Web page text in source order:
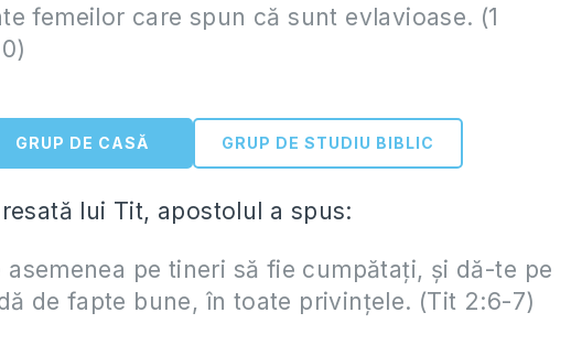
femeilor care spun că sunt evlavioase. (1
GRUP DE CASĂ GRUP DE STUDIU BIBLIC
lui Tit, apostolul a spus:
asemenea pe tineri să fie cumpătaţi, şi dă-te pe
de fapte bune, în toate privinţele. (Tit 2:6-7)